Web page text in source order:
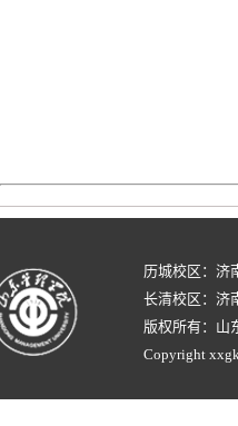
历城校区：
长清校区：
版权所有：山
Copyright